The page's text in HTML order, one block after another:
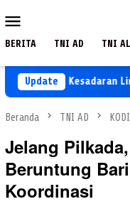
ke
Mobile
BERITA TNI AD TNI AL
UpdateKesadaran
Beranda TNI AD
Jelang
Beruntung
Koordinasi